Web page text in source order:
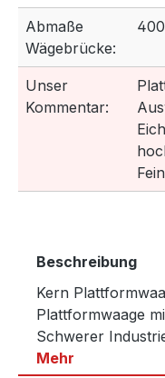
Abmaße
Wägebrücke:
Unser
Kommentar:
Beschreibung
Kern
Plattformwaage
Schwerer
Mehr